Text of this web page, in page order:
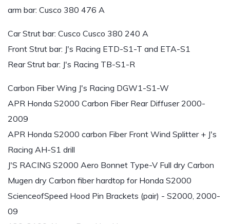
arm bar: Cusco 380 476 A
Car Strut bar: Cusco Cusco 380 240 A
Front Strut bar: J's Racing ETD-S1-T and ETA-S1
Rear Strut bar: J's Racing TB-S1-R
Carbon Fiber Wing J's Racing DGW1-S1-W
APR Honda S2000 Carbon Fiber Rear Diffuser 2000-
2009
APR Honda S2000 carbon Fiber Front Wind Splitter + J's
Racing AH-S1 drill
J'S RACING S2000 Aero Bonnet Type-V Full dry Carbon
Mugen dry Carbon fiber hardtop for Honda S2000
ScienceofSpeed Hood Pin Brackets (pair) - S2000, 2000-
09